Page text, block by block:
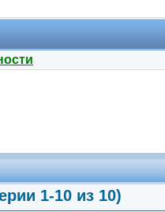
1-10 из 10)